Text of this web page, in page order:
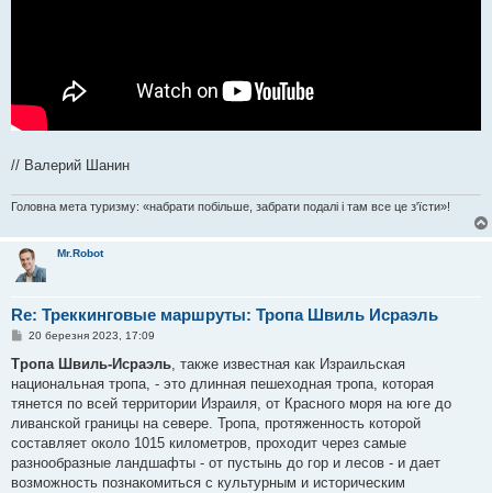
// Валерий Шанин
Головна мета туризму: «набрати побільше, забрати подалі і там все це з'їсти»!
Mr.Robot
Re: Треккинговые маршруты: Тропа Швиль Исраэль
П
в
д
о
л
е
н
я
20 березня 2023, 17:09
Тропа Швиль-Исраэль, также известная как Израильская
национальная тропа, - это длинная пешеходная тропа, которая
тянется по всей территории Израиля, от Красного моря на юге до
ливанской границы на севере. Тропа, протяженность которой
составляет около 1015 километров, проходит через самые
разнообразные ландшафты - от пустынь до гор и лесов - и дает
возможность познакомиться с культурным и историческим